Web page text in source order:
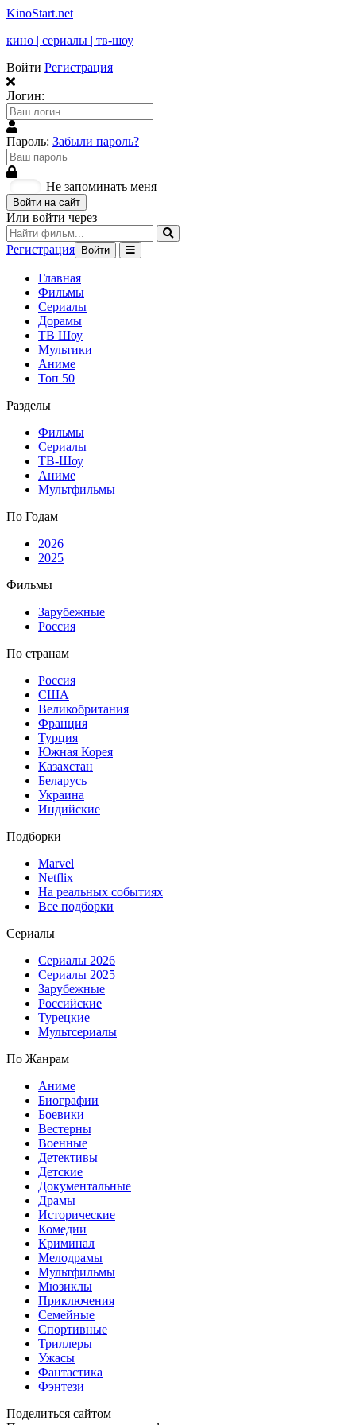
KinoStart.net
кино | сериалы | тв-шоу
Войти Регистрация
Логин:
Пароль: Забыли пароль?
Не запоминать меня
Войти на сайт
Или войти через
Регистрация Войти
Главная
Фильмы
Сериалы
Дорамы
ТВ Шоу
Мультики
Аниме
Топ 50
Разделы
Фильмы
Сериалы
ТВ-Шоу
Аниме
Мультфильмы
По Годам
2026
2025
Фильмы
Зарубежные
Россия
По странам
Россия
США
Великобритания
Франция
Турция
Южная Корея
Казахстан
Беларусь
Украина
Индийские
Подборки
Marvel
Netflix
На реальных событиях
Все подборки
Сериалы
Сериалы 2026
Сериалы 2025
Зарубежные
Российские
Турецкие
Мультсериалы
По Жанрам
Аниме
Биографии
Боевики
Вестерны
Военные
Детективы
Детские
Документальные
Драмы
Исторические
Комедии
Криминал
Мелодрамы
Мультфильмы
Мюзиклы
Приключения
Семейные
Спортивные
Триллеры
Ужасы
Фантастика
Фэнтези
Поделиться сайтом